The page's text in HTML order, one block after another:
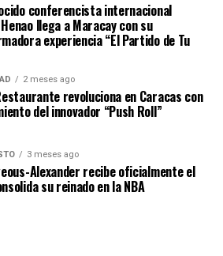
conferencista internacional
llega a Maracay con su
experiencia “El Partido de Tu
2 meses ago
revoluciona en Caracas con
del innovador “Push Roll”
3 meses ago
Alexander recibe oficialmente el
su reinado en la NBA